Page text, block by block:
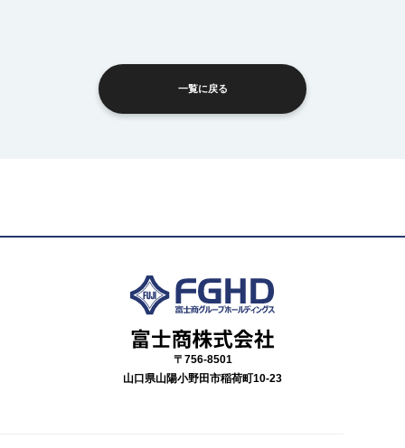
一覧に戻る
〒756-8501
山口県山陽小野田市稲荷町10-23